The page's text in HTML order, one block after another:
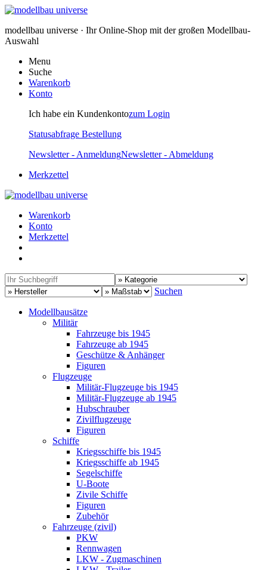
modellbau universe · Ihr Online-Shop mit der großen Modellbau-
Auswahl
Menu
Suche
Warenkorb
Konto
Ich habe ein Kundenkontozum Login
Statusabfrage Bestellung
Newsletter - AnmeldungNewsletter - Abmeldung
Merkzettel
Warenkorb
Konto
Merkzettel
Suchen
Modellbausätze
Militär
Fahrzeuge bis 1945
Fahrzeuge ab 1945
Geschütze & Anhänger
Figuren
Flugzeuge
Militär-Flugzeuge bis 1945
Militär-Flugzeuge ab 1945
Hubschrauber
Zivilflugzeuge
Figuren
Schiffe
Kriegsschiffe bis 1945
Kriegsschiffe ab 1945
Segelschiffe
U-Boote
Zivile Schiffe
Figuren
Zubehör
Fahrzeuge (zivil)
PKW
Rennwagen
LKW - Zugmaschinen